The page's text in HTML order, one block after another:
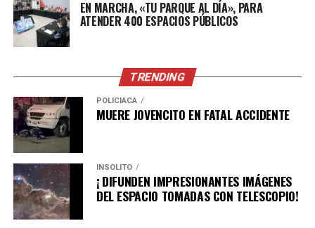
EN MARCHA, «TU PARQUE AL DÍA», PARA
ATENDER 400 ESPACIOS PÚBLICOS
TRENDING
POLICÍACA
MUERE JOVENCITO EN FATAL ACCIDENTE
INSÓLITO
¡ DIFUNDEN IMPRESIONANTES IMÁGENES
DEL ESPACIO TOMADAS CON TELESCOPIO!